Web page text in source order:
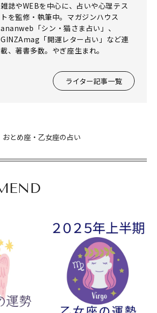
雑誌やWEBを中心に、占いや心理テス
トを監修・執筆中。マガジンハウス
ananweb「シン・猫さま占い」、
GINZAmag「開運レター占い」など連
載、著書多数。やぎ座生まれ。
ライター記事一覧
おとめ座・乙女座の占い